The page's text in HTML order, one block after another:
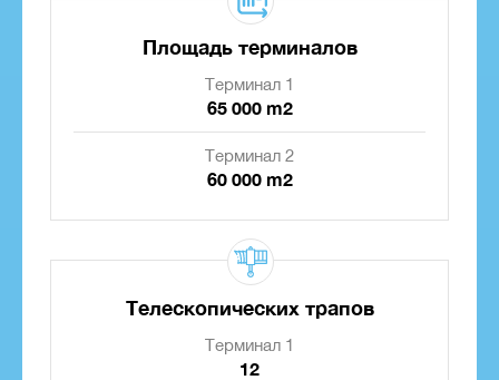
Площадь терминалов
Терминал 1
65 000 m2
Терминал 2
60 000 m2
Телескопических трапов
Терминал 1
12